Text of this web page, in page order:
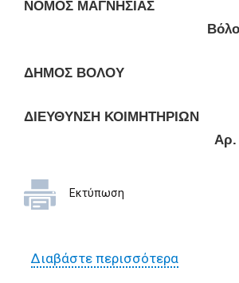
ΝΟΜΟΣ
Βόλος 31-5-
ΔΗΜΟΣ ΒΟΛΟΥ
ΔΙΕΥΘΥΝΣΗ
Αρ. Πρωτ.
Εκτύπωση
Διαβάστε περισσότεραγια